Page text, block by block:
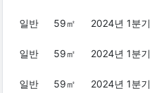
일반 59㎡ 2024년 1분
일반 59㎡ 2024년 1분
일반 59㎡ 2024년 1분